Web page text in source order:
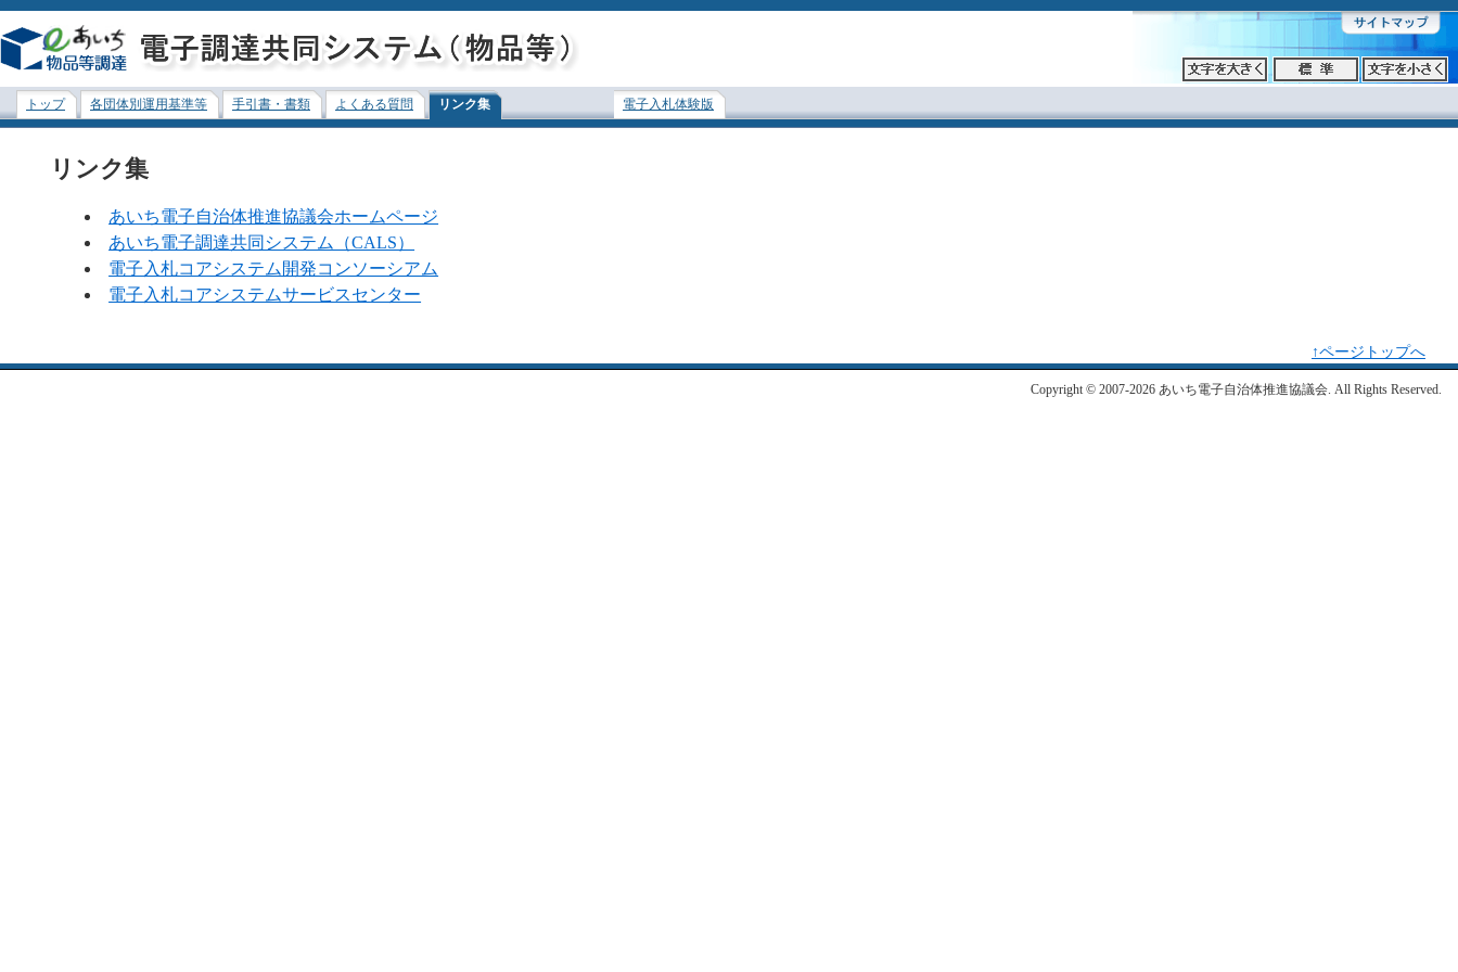
トップ 各団体別運用基準等 手引書・書類 よくある質問 リンク集 電子入札体験版
リンク集
あいち電子自治体推進協議会ホームページ
あいち電子調達共同システム（CALS）
電子入札コアシステム開発コンソーシアム
電子入札コアシステムサービスセンター
↑ページトップへ
Copyright © 2007-2026 あいち電子自治体推進協議会. All Rights Reserved.